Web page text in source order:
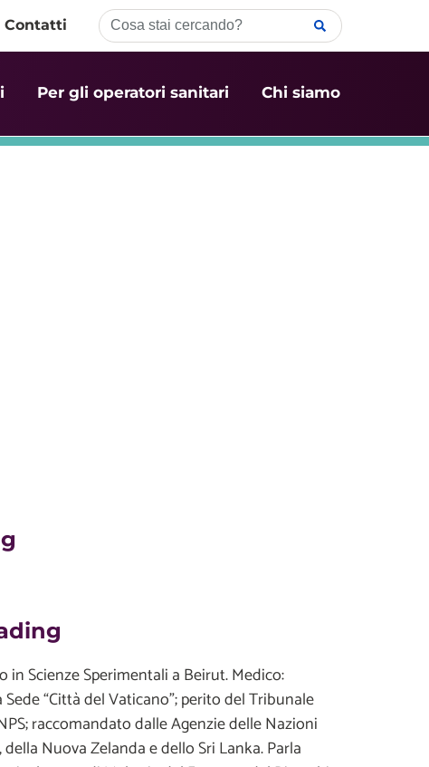
Contatti
Per gli operatori sanitari Chi siamo
Scienze Sperimentali a Beirut. Medico:
“Città del Vaticano”; perito del Tribunale
raccomandato dalle Agenzie delle Nazioni
Nuova Zelanda e dello Sri Lanka. Parla